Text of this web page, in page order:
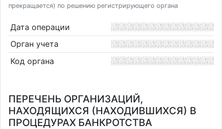
прекращается) по решению регистрирующего органа
Дата операции
Орган учета
Код органа
ПЕРЕЧЕНЬ ОРГАНИЗАЦИЙ,
НАХОДЯЩИХСЯ (НАХОДИВШИХСЯ) В
ПРОЦЕДУРАХ БАНКРОТСТВА